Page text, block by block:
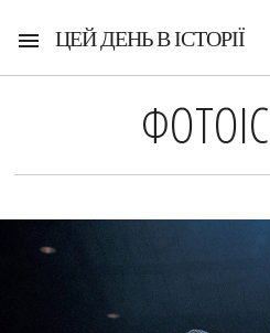
menu ЦЕЙ ДЕНЬ В ІСТОРІЇ